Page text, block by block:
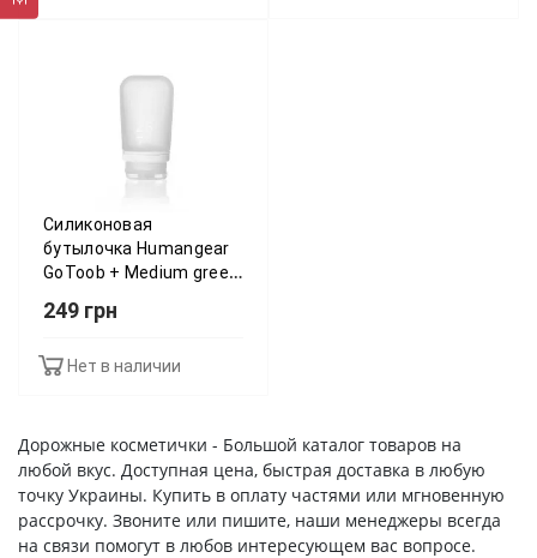
Силиконовая
бутылочка Humangear
GoToob + Medium green
249 грн
Нет в наличии
Дорожные косметички - Большой каталог товаров на
любой вкус. Доступная цена, быстрая доставка в любую
точку Украины. Купить в оплату частями или мгновенную
рассрочку. Звоните или пишите, наши менеджеры всегда
на связи помогут в любов интересующем вас вопросе.